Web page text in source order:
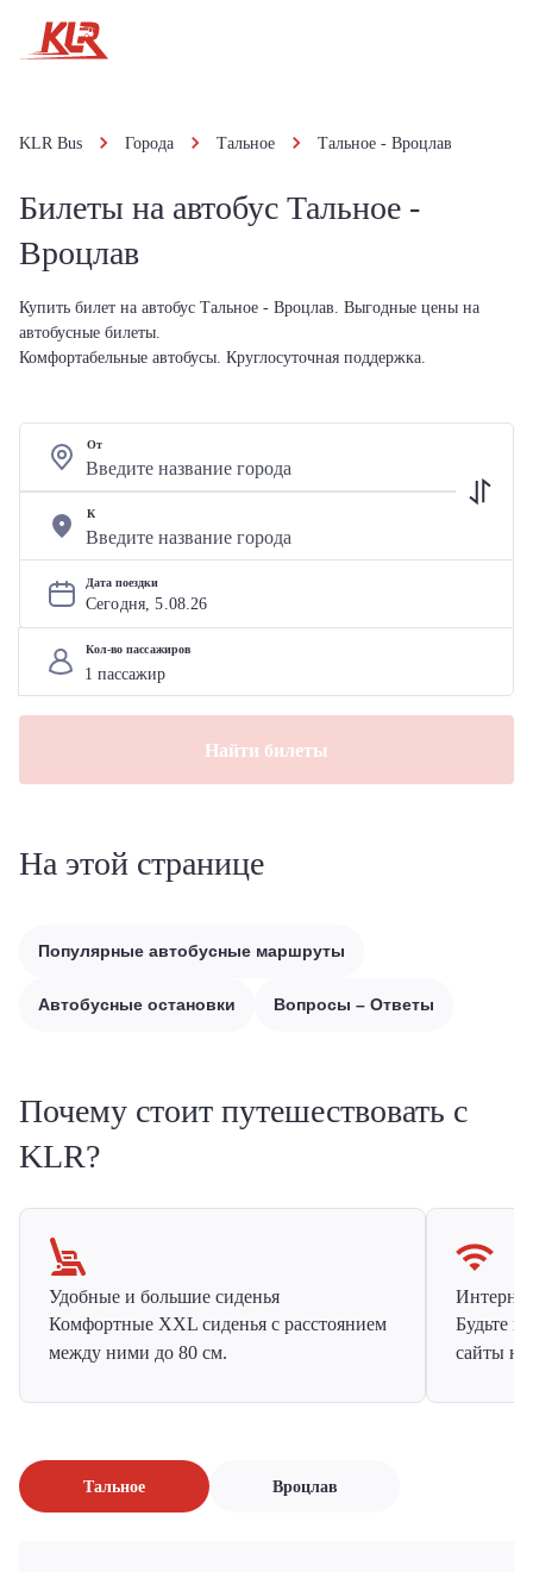
KLR Bus Города Тальное Тальное - Вроцлав
Билеты на автобус Тальное -
Вроцлав
Купить билет на автобус Тальное - Вроцлав. Выгодные цены на
автобусные билеты.
Комфортабельные автобусы. Круглосуточная поддержка.
От
К
Дата поездки
Сегодня, 5.08.26
Кол-во пассажиров
Найти билеты
На этой странице
Популярные автобусные маршруты
Автобусные остановки Вопросы – Ответы
Почему стоит путешествовать с
KLR?
Удобные и большие сиденья
Комфортные XXL сиденья с расстоянием
между ними до 80 см.
Будьте
сайты на
Тальное Вроцлав